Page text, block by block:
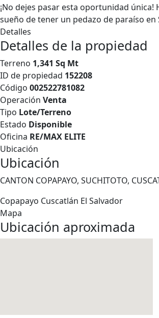
¡No dejes pasar esta oportunidad única!
sueño de tener un pedazo de paraíso en
Detalles
Detalles de la propiedad
Terreno 1,341 Sq Mt
ID de propiedad 152208
Código 002522781082
Operación Venta
Tipo Lote/Terreno
Estado Disponible
Oficina RE/MAX ELITE
Ubicación
Ubicación
CANTON COPAPAYO, SUCHITOTO,
Copapayo Cuscatlán El Salvador
Mapa
Ubicación aproximada